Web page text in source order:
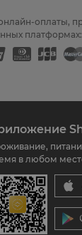
оплаты,
платформах:
в любом